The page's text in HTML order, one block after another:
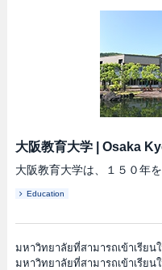
大阪教育大学| Osaka
大阪教育大学は、１５０年
Education
มหาวิทยาลัยที่สามารถเข้าเรีย
มหาวิทยาลัยที่สามารถเข้าเรีย